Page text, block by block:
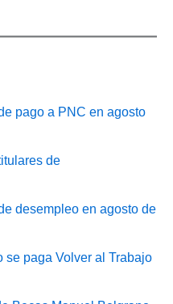
pago a PNC en agosto
de
desempleo en agosto de
se paga Volver al Trabajo